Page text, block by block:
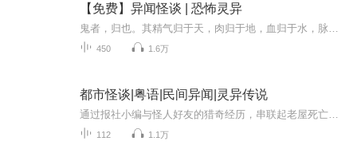
【免费】异闻怪谈 | 恐怖灵异
450 1.6万
都市怪谈|粤语|民间异闻|灵异传说
112 1.1万